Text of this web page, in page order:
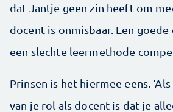
dat Jantje geen zin heeft om
docent is onmisbaar. Een
een slechte leermethode
Prinsen is het hiermee eens.
van je rol als docent is dat je